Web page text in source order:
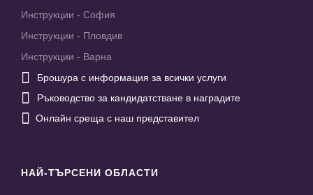
Инструкции - София
Инструкции - Пловдив
Инструкции - Варна
 Брошура с информация за всички услуги
 Ръководство за кандидатстване в наградите
 Онлайн среща с наш представител
НАЙ-ТЪРСЕНИ ОБЛАСТИ